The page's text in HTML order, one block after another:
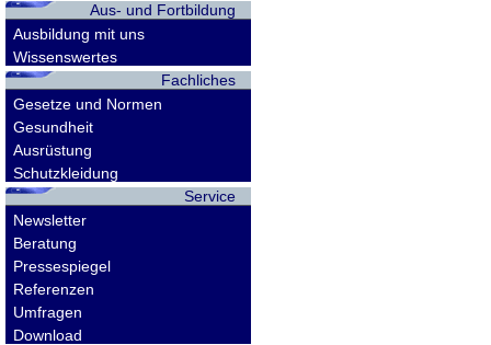
Aus- und Fortbildung
Ausbildung mit uns
Wissenswertes
Fachliches
Gesetze und Normen
Gesundheit
Ausrüstung
Schutzkleidung
Service
Newsletter
Beratung
Pressespiegel
Referenzen
Umfragen
Download